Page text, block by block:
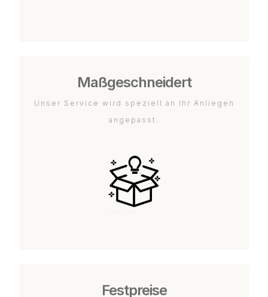
Maßgeschneidert
Unser Service wird speziell an Ihr Anliegen
angepasst.
Festpreise